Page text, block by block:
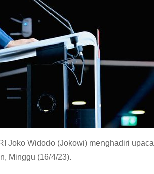
Joko Widodo (Jokowi) menghadiri
Minggu (16/4/23).